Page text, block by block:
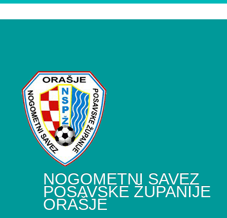
NOGOMETNI SAVEZ
POSAVSKE ŽUPANIJE
ORAŠJE